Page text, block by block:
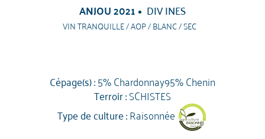
ANJOU 2021 DIV INES
VIN TRANQUILLE / AOP / BLANC / SEC
Cépage(s) :5% Chardonnay95% Chenin
Terroir :SCHISTES
Type de culture :Raisonnée